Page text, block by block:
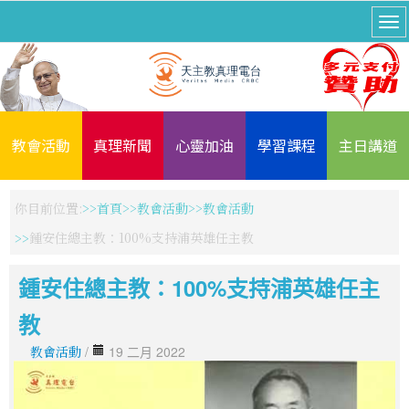
教會活動 真理新聞 心靈加油 學習課程 主日講道
你目前位置: 首頁 教會活動
教會活動
鍾安住總主教：100%支持浦英雄任主教
鍾安住總主教：100%支持浦英雄任主
教
教會活動 / 19 二月 2022